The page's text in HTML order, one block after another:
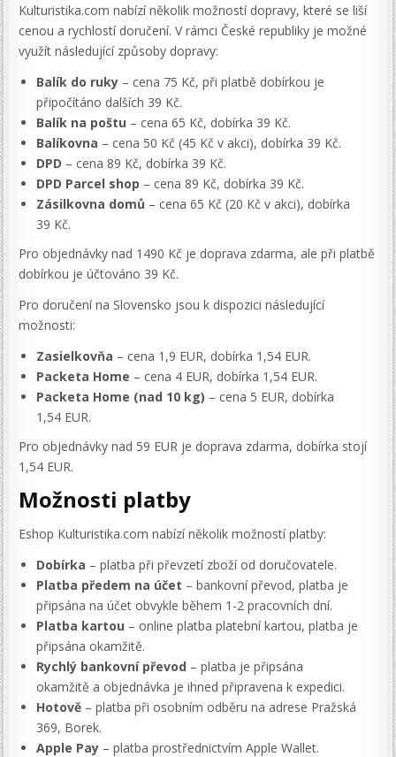
Kulturistika.com nabízí několik možností dopravy, které se liší
cenou a rychlostí doručení. V rámci České republiky je možné
využít následující způsoby dopravy:
Balík do ruky – cena 75 Kč, při platbě dobírkou je
připočítáno dalších 39 Kč.
Balík na poštu – cena 65 Kč, dobírka 39 Kč.
Balíkovna – cena 50 Kč (45 Kč v akci), dobírka 39 Kč.
DPD – cena 89 Kč, dobírka 39 Kč.
DPD Parcel shop – cena 89 Kč, dobírka 39 Kč.
Zásilkovna domů – cena 65 Kč (20 Kč v akci), dobírka
39 Kč.
Pro objednávky nad 1490 Kč je doprava zdarma, ale při platbě
dobírkou je účtováno 39 Kč.
Pro doručení na Slovensko jsou k dispozici následující
možnosti:
Zasielkovňa – cena 1,9 EUR, dobírka 1,54 EUR.
Packeta Home – cena 4 EUR, dobírka 1,54 EUR.
Packeta Home (nad 10 kg) – cena 5 EUR, dobírka
1,54 EUR.
Pro objednávky nad 59 EUR je doprava zdarma, dobírka stojí
1,54 EUR.
Možnosti platby
Eshop Kulturistika.com nabízí několik možností platby:
Dobírka – platba při převzetí zboží od doručovatele.
Platba předem na účet – bankovní převod, platba je
připsána na účet obvykle během 1-2 pracovních dní.
Platba kartou – online platba platební kartou, platba je
připsána okamžitě.
Rychlý bankovní převod – platba je připsána
okamžitě a objednávka je ihned připravena k expedici.
Hotově – platba při osobním odběru na adrese Pražská
369, Borek.
Apple Pay – platba prostřednictvím Apple Wallet.